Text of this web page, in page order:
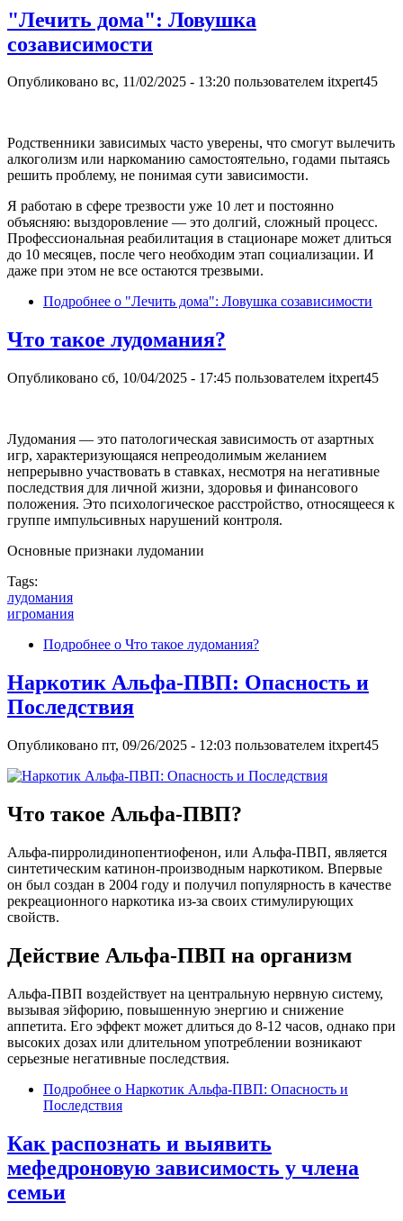
"Лечить дома": Ловушка
созависимости
Опубликовано вс, 11/02/2025 - 13:20 пользователем itxpert45
Родственники зависимых часто уверены, что смогут вылечить
алкоголизм или наркоманию самостоятельно, годами пытаясь
решить проблему, не понимая сути зависимости.
Я работаю в сфере трезвости уже 10 лет и постоянно
объясняю: выздоровление — это долгий, сложный процесс.
Профессиональная реабилитация в стационаре может длиться
до 10 месяцев, после чего необходим этап социализации. И
даже при этом не все остаются трезвыми.
Подробнее о "Лечить дома": Ловушка созависимости
Что такое лудомания?
Опубликовано сб, 10/04/2025 - 17:45 пользователем itxpert45
Лудомания — это патологическая зависимость от азартных
игр, характеризующаяся непреодолимым желанием
непрерывно участвовать в ставках, несмотря на негативные
последствия для личной жизни, здоровья и финансового
положения. Это психологическое расстройство, относящееся к
группе импульсивных нарушений контроля.
Основные признаки лудомании
Tags:
лудомания
игромания
Подробнее о Что такое лудомания?
Наркотик Альфа-ПВП: Опасность и
Последствия
Опубликовано пт, 09/26/2025 - 12:03 пользователем itxpert45
Что такое Альфа-ПВП?
Альфа-пирролидинопентиофенон, или Альфа-ПВП, является
синтетическим катинон-производным наркотиком. Впервые
он был создан в 2004 году и получил популярность в качестве
рекреационного наркотика из-за своих стимулирующих
свойств.
Действие Альфа-ПВП на организм
Альфа-ПВП воздействует на центральную нервную систему,
вызывая эйфорию, повышенную энергию и снижение
аппетита. Его эффект может длиться до 8-12 часов, однако при
высоких дозах или длительном употреблении возникают
серьезные негативные последствия.
Подробнее о Наркотик Альфа-ПВП: Опасность и
Последствия
Как распознать и выявить
мефедроновую зависимость у члена
семьи